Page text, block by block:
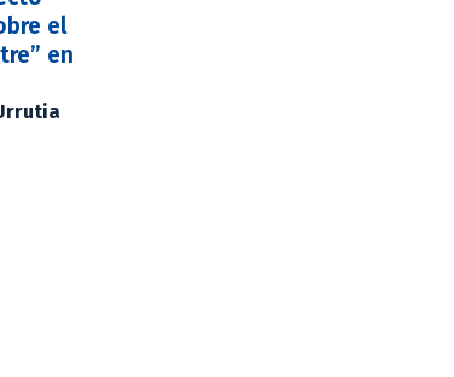
el
en